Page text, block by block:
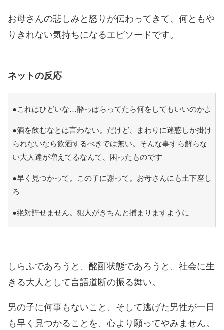
お母さんの悲しみと怒りが伝わってきて、何ともや
りきれない気持ちになるエピソードです。
ネットの反応
●これはひどいな…酔っぱらってたら何をしてもいいのかよ
●酒を飲むなとは言わない。だけど、まわりに迷惑しか掛け
られないなら飲酒するべきでは無い。そんな事すら解らな
い大人達が増えてるなんて、困ったものです
●早く見つかって。この子に謝って。お母さんにも土下座し
ろ
●絶対許せません。犯人がきちんと捕まりますように
しらふであろうと、酩酊状態であろうと、社会に生
きる大人として言語道断の振る舞い。
男の子に何事もないこと、そして逃げた男性が一日
も早く見つかることを、心より願ってやみません。